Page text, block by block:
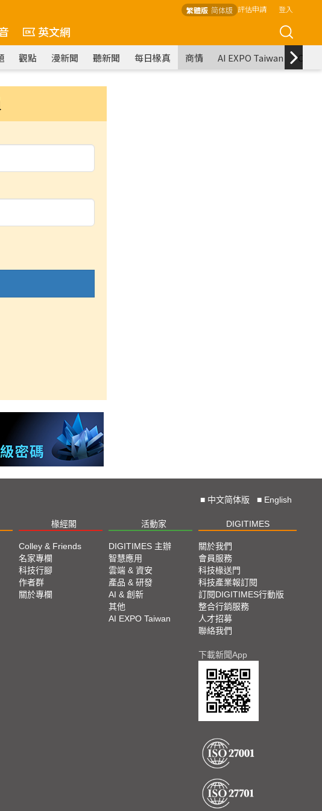
繁體版 简体版 評估申請 登入
英文網
觀點 漫新聞 聽新聞 每日椽真 商情 AI EXPO Taiwan
■ 中文简体版 ■ English
椽經閣 活動家 DIGITIMES
Colley & Friends
名家專欄
科技行腳
作者群
關於專欄
DIGITIMES 主辦
智慧應用
雲端 & 資安
產品 & 研發
AI & 創新
其他
AI EXPO Taiwan
關於我們
會員服務
科技椽送門
科技產業報訂閱
訂閱DIGITIMES行動版
整合行銷服務
人才招募
聯絡我們
下載新聞App